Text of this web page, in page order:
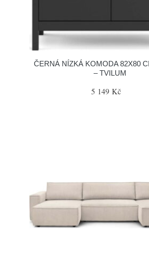
ČERNÁ NÍZKÁ KOMODA 82X80
– TVILUM
5 149 Kč